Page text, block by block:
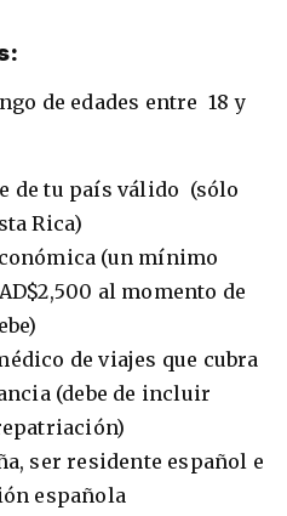
de edades entre 18 y
de tu país válido (sólo
Rica)
(un mínimo
al momento de
de viajes que cubra
(debe de incluir
ser residente español e
española